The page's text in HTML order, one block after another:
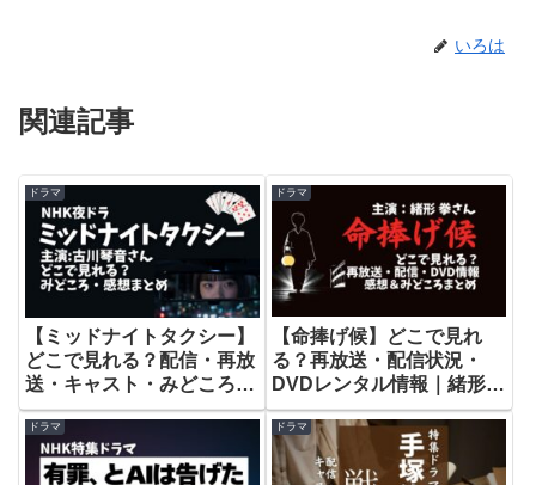
いろは
関連記事
ドラマ
【ミッドナイトタクシー】
どこで見れる？配信・再放
送・キャスト・みどころま
とめ【古川琴音さん主演】
ドラマ
【命捧げ候】どこで見れ
る？再放送・配信状況・
DVDレンタル情報｜緒形拳
さん主演
ドラマ ドラマ